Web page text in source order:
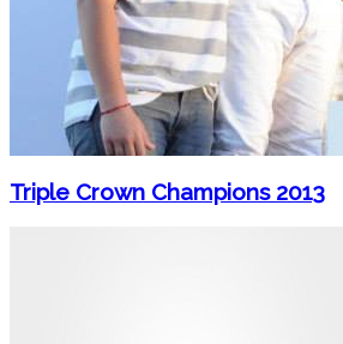
Triple Crown Champions 2013